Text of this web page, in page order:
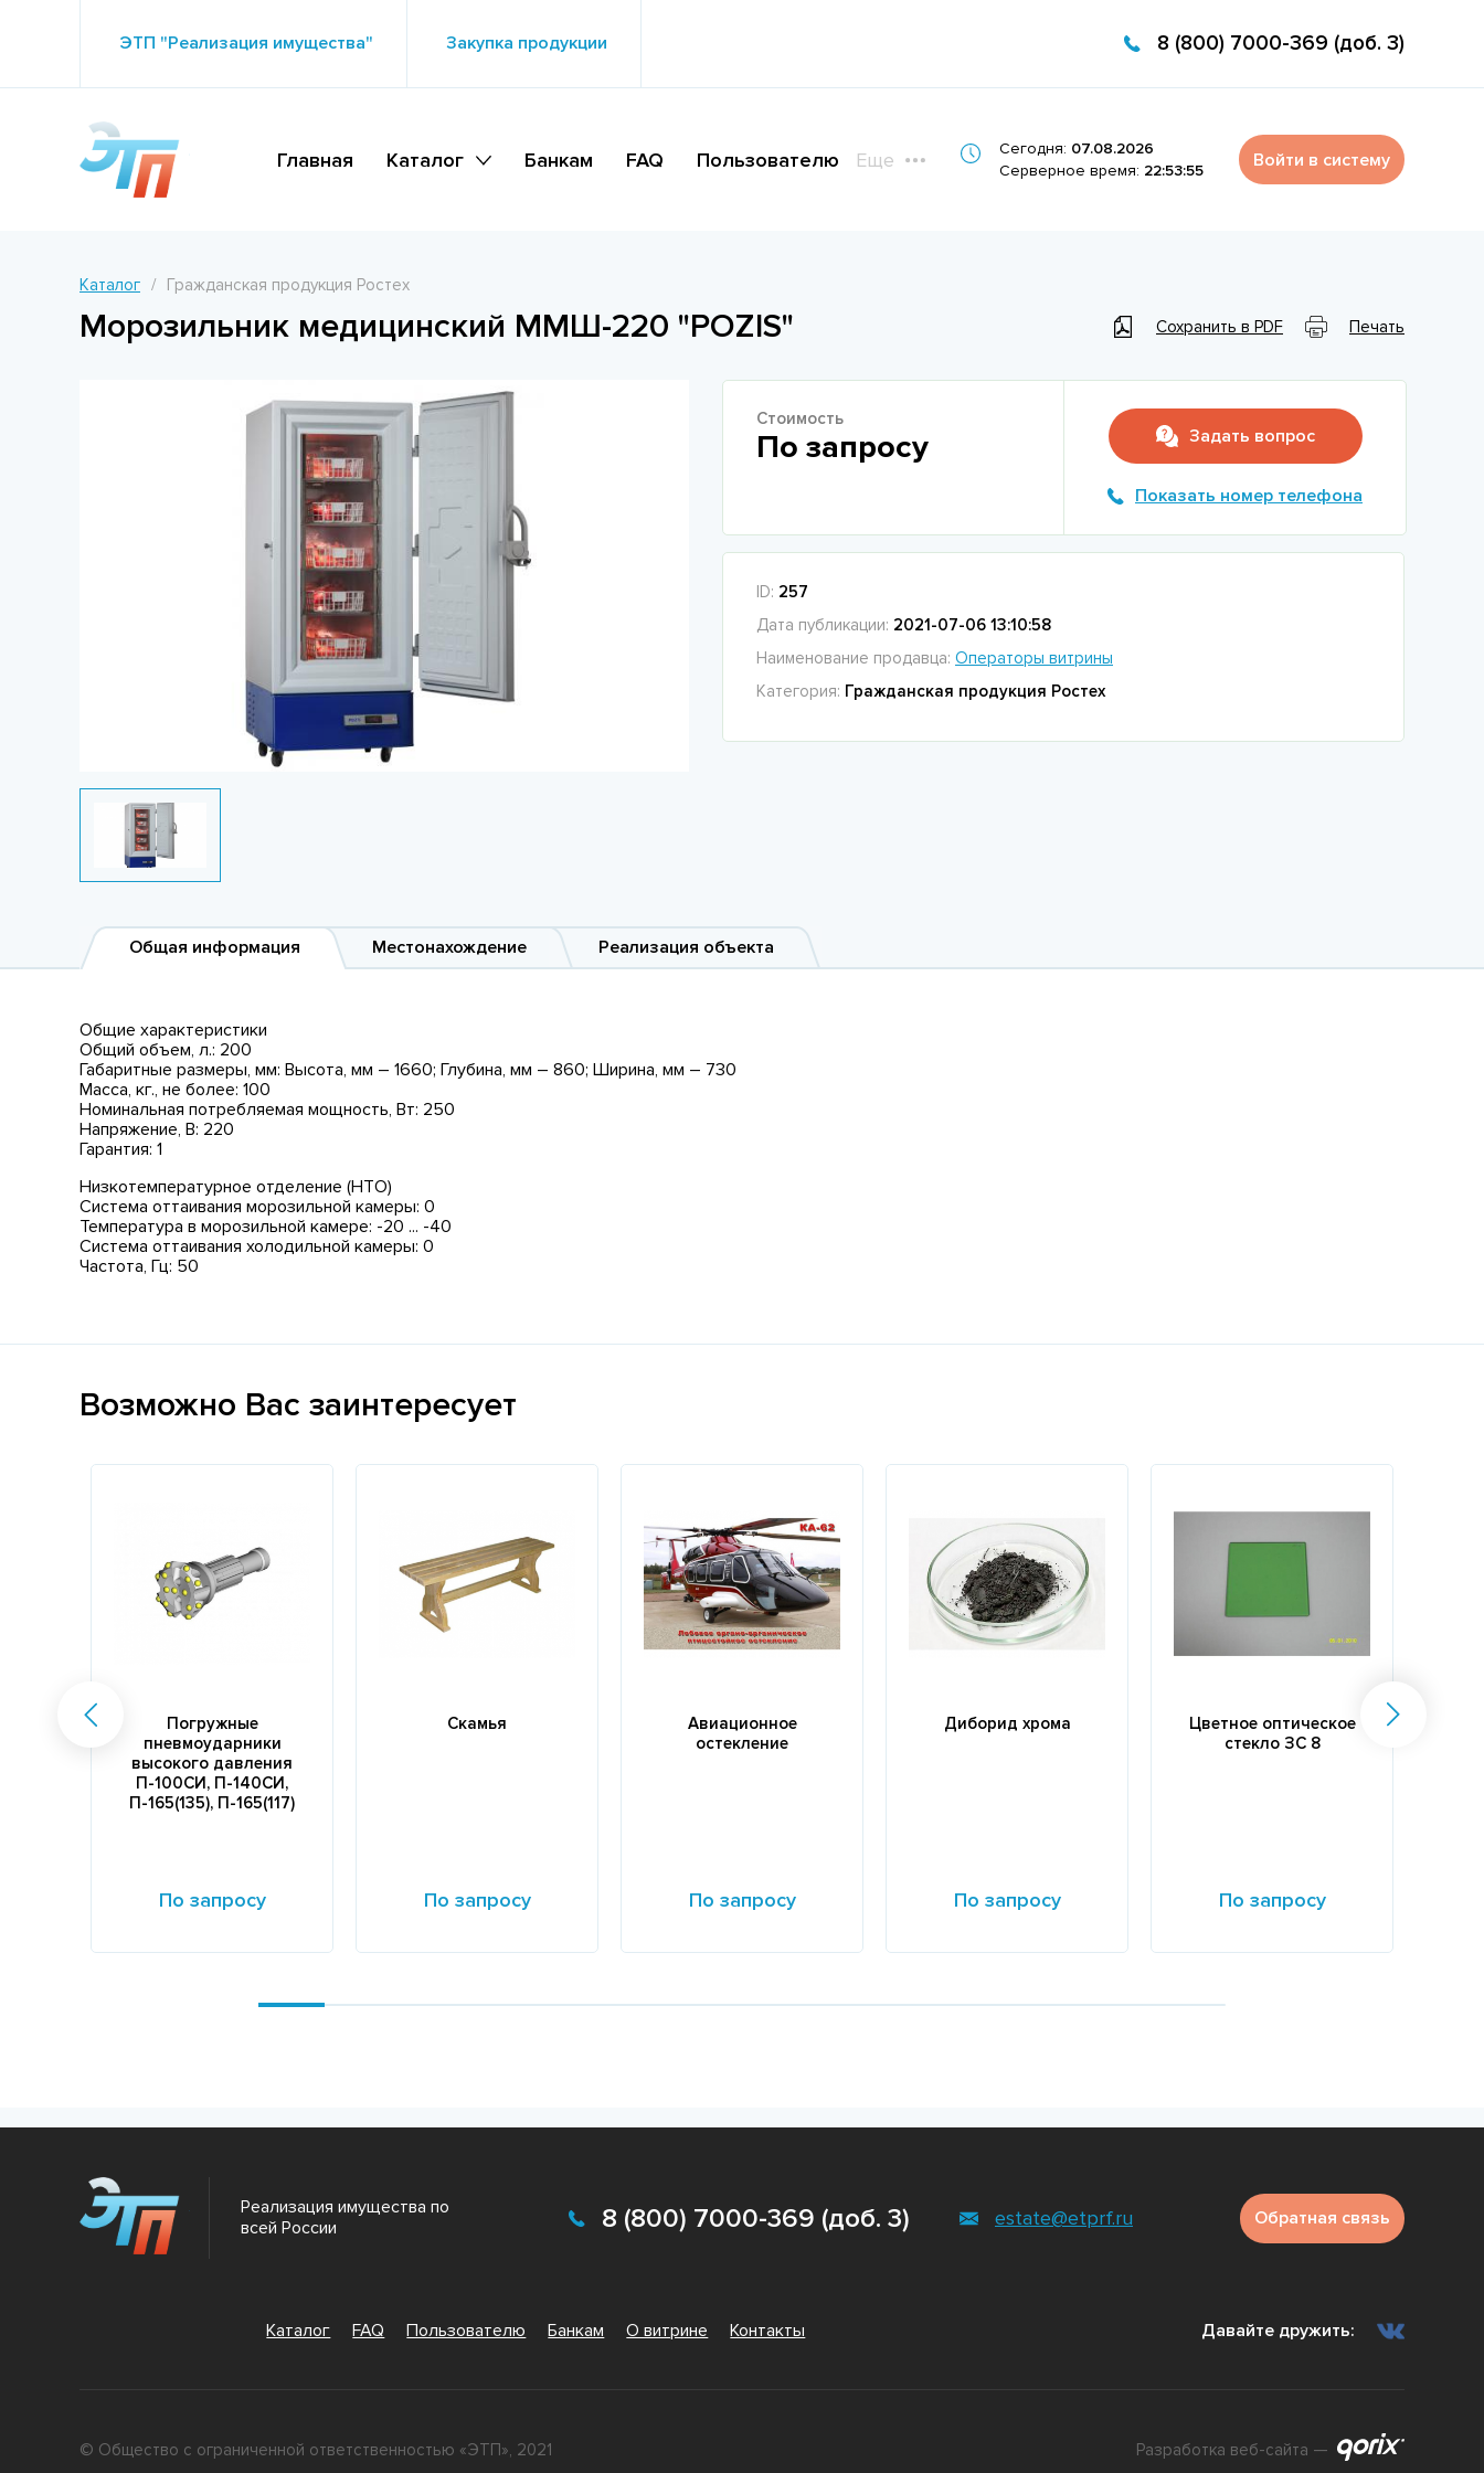
ЭТП "Реализация имущества" Закупка продукции 8 (800) 7000-369 (доб. 3)
Главная Каталог Банкам FAQ Пользователю Еще Сегодня: 07.08.2026
Серверное время: 22:53:55 Войти в систему
Каталог Гражданская продукция Ростех
Морозильник медицинский ММШ-220 "POZIS" Сохранить в PDF Печать
Стоимость
По запросу Задать вопрос
Показать номер телефона
ID: 257
Дата публикации: 2021-07-06 13:10:58
Наименование продавца: Операторы витрины
Категория: Гражданская продукция Ростех
Общая информация Местонахождение Реализация объекта
Общие характеристики
Общий объем, л.: 200
Габаритные размеры, мм: Высота, мм – 1660; Глубина, мм – 860; Ширина, мм – 730
Масса, кг., не более: 100
Номинальная потребляемая мощность, Вт: 250
Напряжение, В: 220
Гарантия: 1
Низкотемпературное отделение (НТО)
Система оттаивания морозильной камеры: 0
Температура в морозильной камере: -20 ... -40
Система оттаивания холодильной камеры: 0
Частота, Гц: 50
Возможно Вас заинтересует
Погружные
пневмоударники
высокого давления
П-100СИ, П-140СИ,
П-165(135), П-165(117)
По запросу
Скамья
По запросу
Авиационное
остекление
По запросу
Диборид хрома
По запросу
Цветное оптическое
стекло ЗС 8
По запросу
Реализация имущества по
всей России
8 (800) 7000-369 (доб. 3) estate@etprf.ru Обратная связь
Каталог FAQ Пользователю Банкам О витрине Контакты Давайте дружить:
© Общество с ограниченной ответственностью «ЭТП», 2021 Разработка веб-сайта —